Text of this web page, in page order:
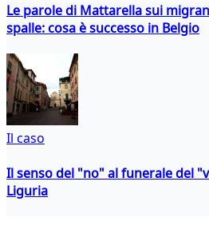
Le parole di Mattarella sui
spalle: cosa è successo in Belgio
Il caso
Il senso del "no" al funerale del
Liguria